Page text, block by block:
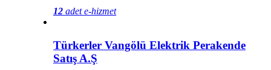
12 adet e-hizmet
Türkerler Vangölü Elektrik Perakende
Satış A.Ş